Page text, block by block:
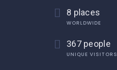
8 places
WORLDWIDE
367 people
UNIQUE VISITORS